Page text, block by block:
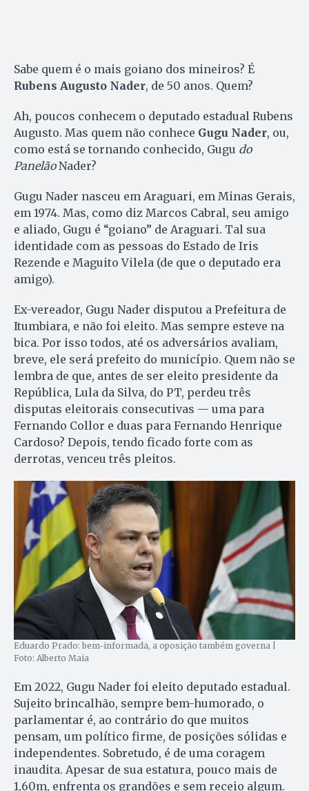
Sabe quem é o mais goiano dos mineiros? É
Rubens Augusto Nader, de 50 anos. Quem?
Ah, poucos conhecem o deputado estadual Rubens
Augusto. Mas quem não conhece Gugu Nader, ou,
como está se tornando conhecido, Gugu do
PanelãoNader?
Gugu Nader nasceu em Araguari, em Minas Gerais,
em 1974. Mas, como diz Marcos Cabral, seu amigo
e aliado, Gugu é “goiano” de Araguari. Tal sua
identidade com as pessoas do Estado de Iris
Rezende e Maguito Vilela (de que o deputado era
amigo).
Ex-vereador, Gugu Nader disputou a Prefeitura de
Itumbiara, e não foi eleito. Mas sempre esteve na
bica. Por isso todos, até os adversários avaliam,
breve, ele será prefeito do município. Quem não se
lembra de que, antes de ser eleito presidente da
República, Lula da Silva, do PT, perdeu três
disputas eleitorais consecutivas — uma para
Fernando Collor e duas para Fernando Henrique
Cardoso? Depois, tendo ficado forte com as
derrotas, venceu três pleitos.
Eduardo Prado: bem-informada, a oposição também governa |
Foto: Alberto Maia
Em 2022, Gugu Nader foi eleito deputado estadual.
Sujeito brincalhão, sempre bem-humorado, o
parlamentar é, ao contrário do que muitos
pensam, um político firme, de posições sólidas e
independentes. Sobretudo, é de uma coragem
inaudita. Apesar de sua estatura, pouco mais de
1,60m, enfrenta os grandões e sem receio algum.